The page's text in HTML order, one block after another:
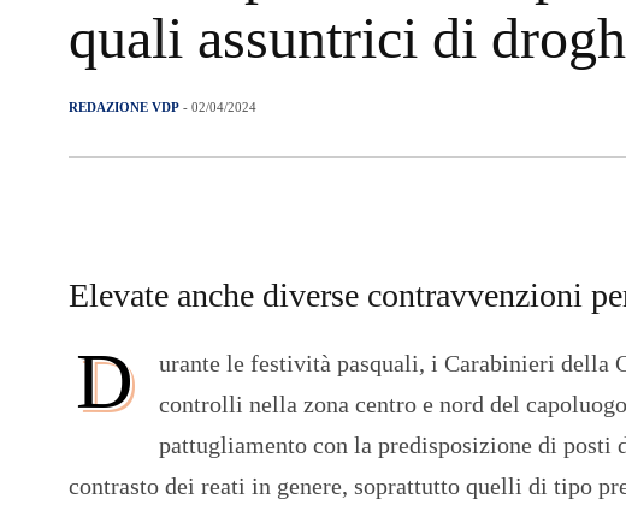
E
R
T
E
E
O
quali assuntrici di
REDAZIONE VDP - 02/04/2024
Elevate anche diverse contravvenzioni
D
urante le festività pasquali, i Carabinieri della
controlli nella zona centro e nord del
pattugliamento con la predisposizione di
contrasto dei reati in genere, soprattutto quelli di tipo